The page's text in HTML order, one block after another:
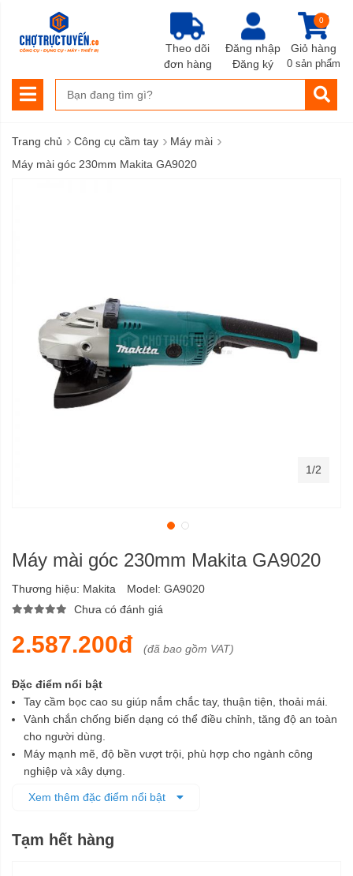
Đăng nhập
Đăng ký
Giỏ hàng
0
0 sản phẩm
Theo dõi
đơn hàng
Trang chủ › Công cụ cầm tay › Máy mài ›
Máy mài góc 230mm Makita GA9020
Máy mài góc 230mm Makita GA9020
Thương hiệu: Makita Model: GA9020
Chưa có đánh giá
2.587.200đ (đã bao gồm VAT)
Đặc điểm nổi bật
Tay cầm bọc cao su giúp nắm chắc tay, thuận tiện, thoải mái.
Vành chắn chống biến dạng có thể điều chỉnh, tăng độ an toàn
cho người dùng.
Máy mạnh mẽ, độ bền vượt trội, phù hợp cho ngành công
nghiệp và xây dựng.
Dây dẫn điện dài tăng phạm vi hoạt động.
Xem thêm đặc điểm nổi bật
Tạm hết hàng
1/2